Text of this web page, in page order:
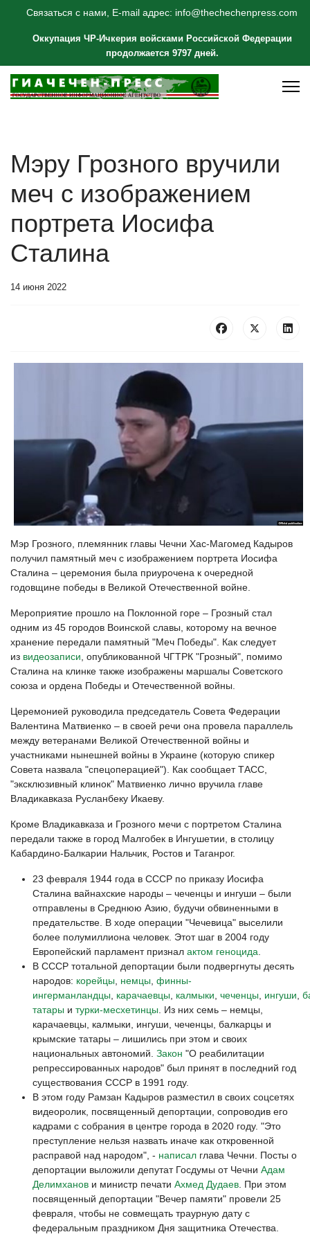
Связаться с нами, E-mail адрес: info@thechechenpress.com
Оккупация ЧР-Ичкерия войсками Российской Федерации
продолжается 9797 дней.
Мэру Грозного вручили
меч с изображением
портрета Иосифа
Сталина
14 июня 2022
Мэр Грозного, племянник главы Чечни Хас-Магомед Кадыров
получил памятный меч с изображением портрета Иосифа
Сталина – церемония была приурочена к очередной
годовщине победы в Великой Отечественной войне.
Мероприятие прошло на Поклонной горе – Грозный стал
одним из 45 городов Воинской славы, которому на вечное
хранение передали памятный "Меч Победы". Как следует
из видеозаписи , опубликованной ЧГТРК "Грозный", помимо
Сталина на клинке также изображены маршалы Советского
союза и ордена Победы и Отечественной войны.
Церемонией руководила председатель Совета Федерации
Валентина Матвиенко – в своей речи она провела параллель
между ветеранами Великой Отечественной войны и
участниками нынешней войны в Украине (которую спикер
Совета назвала "спецоперацией"). Как сообщает ТАСС,
"эксклюзивный клинок" Матвиенко лично вручила главе
Владикавказа Русланбеку Икаеву.
Кроме Владикавказа и Грозного мечи с портретом Сталина
передали также в город Малгобек в Ингушетии, в столицу
Кабардино-Балкарии Нальчик, Ростов и Таганрог.
23 февраля 1944 года в СССР по приказу Иосифа
Сталина вайнахские народы – чеченцы и ингуши – были
отправлены в Среднюю Азию, будучи обвиненными в
предательстве. В ходе операции "Чечевица" выселили
более полумиллиона человек. Этот шаг в 2004 году
Европейский парламент признал актом геноцида
В СССР тотальной депортации были подвергнуты десять
народов: корейцы немцы финны-
ингерманландцы
карачаевцы калмыки чеченцы ингуши
татары и турки-месхетинцы . Из них семь – немцы,
карачаевцы, калмыки, ингуши, чеченцы, балкарцы и
крымские татары – лишились при этом и своих
национальных автономий. Закон "О реабилитации
репрессированных народов" был принят в последний год
существования СССР в 1991 году.
В этом году Рамзан Кадыров разместил в своих соцсетях
видеоролик, посвященный депортации, сопроводив его
кадрами с собрания в центре города в 2020 году. "Это
преступление нельзя назвать иначе как откровенной
расправой над народом", - написал глава Чечни. Посты о
депортации выложили депутат Госдумы от Чечни Адам
Делимханов и министр печати Ахмед Дудаев . При этом
посвященный депортации "Вечер памяти" провели 25
февраля, чтобы не совмещать траурную дату с
федеральным праздником Дня защитника Отечества.